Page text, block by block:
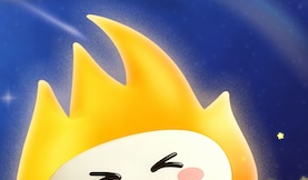
反对
反对[0]